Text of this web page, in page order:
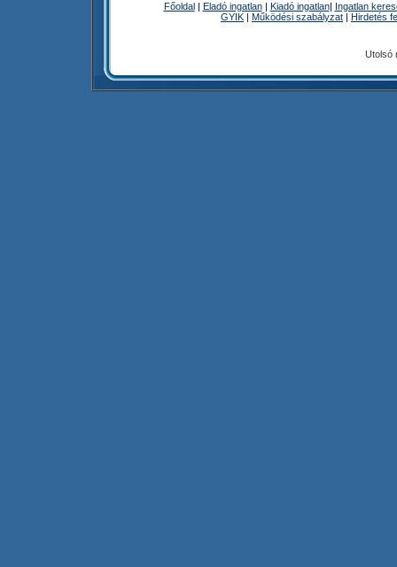
Főoldal| Eladó ingatlan| Kiadó ingatlan| Ingatlan
GYIK | Működési szabályzat | Hirdetés
Utolsó